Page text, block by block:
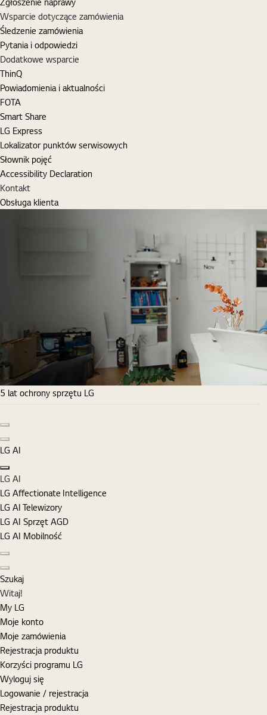
Wsparcie dotyczące zamówienia
Śledzenie zamówienia
Pytania i odpowiedzi
Dodatkowe wsparcie
ThinQ
Powiadomienia i aktualności
FOTA
Smart Share
LG Express
Lokalizator punktów serwisowych
Słownik pojęć
Accessibility Declaration
Kontakt
Obsługa klienta
5 lat ochrony sprzętu LG
Następny slajd
LG AI
Zamknij
LG AI
LG Affectionate Intelligence
LG AI Telewizory
LG AI Sprzęt AGD
LG AI Mobilność
Następny slajd
Szukaj
MyLG
Witaj!
My LG
Moje konto
Moje zamówienia
Rejestracja produktu
Korzyści programu LG
Wyloguj się
Logowanie / rejestracja
Rejestracja produktu